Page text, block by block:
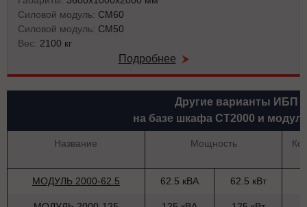
Силовой модуль: СМ60
Силовой модуль: СМ50
Вес: 2100 кг
Подробнее
Другие варианты ИБП
на базе шкафа СТ2000 и
Название Мощность
МОДУЛЬ 2000-62.5 62.5 кВА 62.5 кВт